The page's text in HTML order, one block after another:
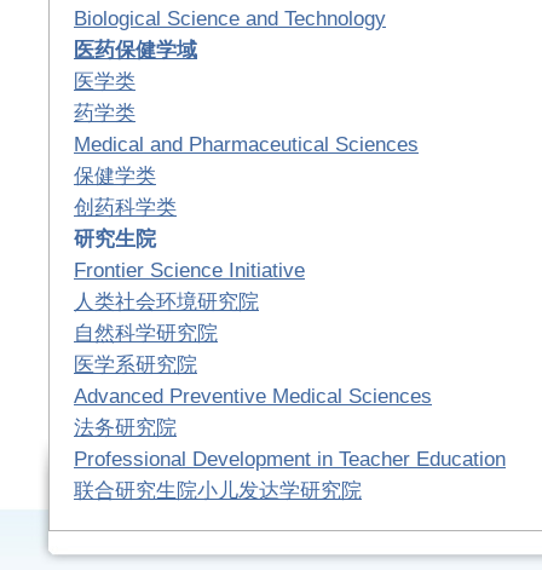
Biological Science and Technology
医药保健学域
医学类
药学类
Medical and Pharmaceutical Sciences
保健学类
创药科学类
研究生院
Frontier Science Initiative
人类社会环境研究院
自然科学研究院
医学系研究院
Advanced Preventive Medical Sciences
法务研究院
Professional Development in Teacher Education
联合研究生院小儿发达学研究院